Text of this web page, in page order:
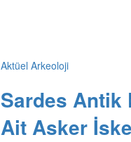
Aktüel Arkeoloji
Sardes Antik
Ait Asker